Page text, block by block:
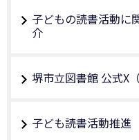
子どもの読書活動に
介
堺市立図書館 公式X
子ども読書活動推進